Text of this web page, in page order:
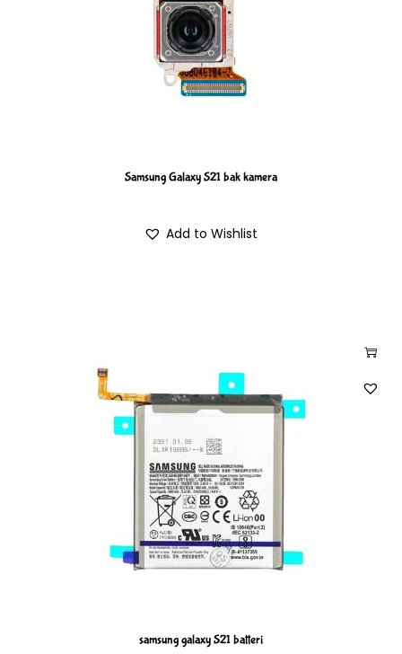
Samsung Galaxy S21 bak kamera
Add to Wishlist
samsung galaxy S21 batteri